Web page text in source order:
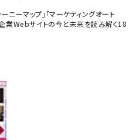
ニーマップ」「マーケティングオート
企業Webサイトの今と未来を読み解く18